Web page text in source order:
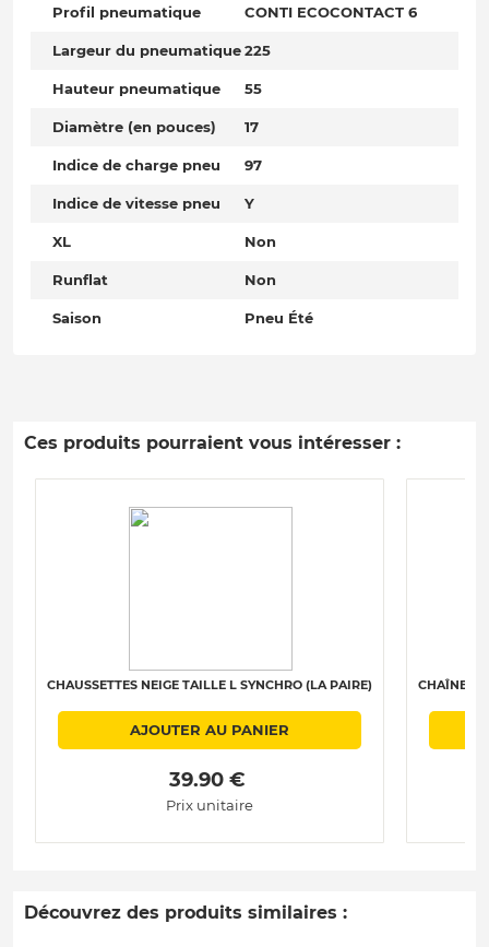
Profil pneumatique CONTI ECOCONTACT 6
Largeur du pneumatique225
Hauteur pneumatique 55
Diamètre (en pouces) 17
Indice de charge pneu 97
Indice de vitesse pneu Y
XL Non
Runflat Non
Saison Pneu Été
Ces produits pourraient vous intéresser :
CHAUSSETTES NEIGE TAILLE L SYNCHRO (LA PAIRE)
AJOUTER AU PANIER
39.90 €
Prix unitaire
CHAÎNES
Découvrez des produits similaires :